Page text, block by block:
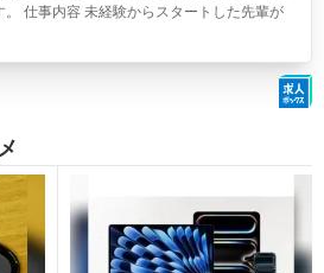
仕事内容 未経験からスタートした先輩が